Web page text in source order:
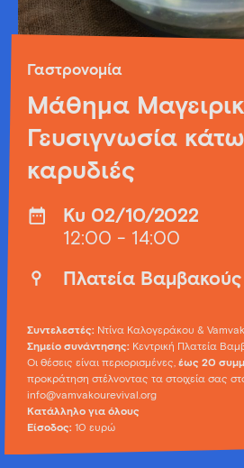
Γαστρονομία
Μάθημα
Γευσιγνωσία
καρυδιές
Κυ 02/10/2022
12:00 - 14:00
Πλατεία Βαμβακούς
Συντελεστές: Ντίνα Καλογεράκου &
Σημείο συνάντησης: Κεντρική Πλατεία
Οι θέσεις είναι περιορισμένες, έως 20
προκράτηση στέλνοντας τα στοιχεία σας
info@vamvakourevival.org
Κατάλληλο για όλους
Είσοδος: 10 ευρώ